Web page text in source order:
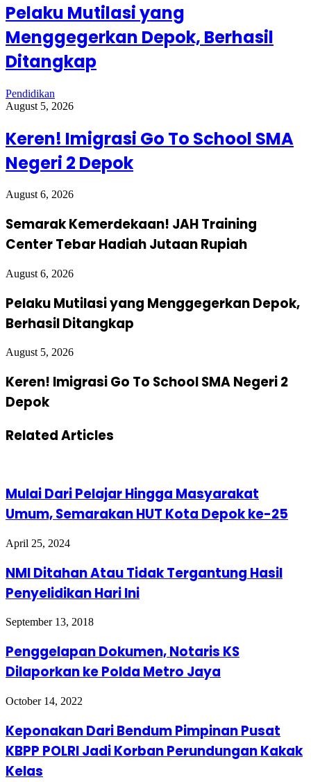
Pelaku Mutilasi yang
Menggegerkan Depok, Berhasil
Ditangkap
Pendidikan
August 5, 2026
Keren! Imigrasi Go To School SMA
Negeri 2 Depok
August 6, 2026
Semarak Kemerdekaan! JAH Training
Center Tebar Hadiah Jutaan Rupiah
August 6, 2026
Pelaku Mutilasi yang Menggegerkan Depok,
Berhasil Ditangkap
August 5, 2026
Keren! Imigrasi Go To School SMA Negeri 2
Depok
Related Articles
Mulai Dari Pelajar Hingga Masyarakat
Umum, Semarakan HUT Kota Depok ke-25
April 25, 2024
NMI Ditahan Atau Tidak Tergantung Hasil
Penyelidikan Hari Ini
September 13, 2018
Penggelapan Dokumen, Notaris KS
Dilaporkan ke Polda Metro Jaya
October 14, 2022
Keponakan Dari Bendum Pimpinan Pusat
KBPP POLRI Jadi Korban Perundungan Kakak
Kelas